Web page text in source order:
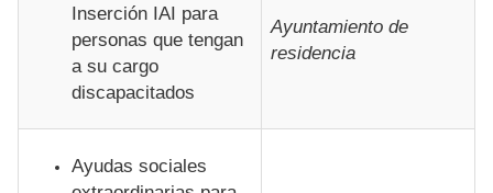
Inserción IAI para
personas que tengan
a su cargo
discapacitados
Ayuntamiento de
residencia
Ayudas sociales